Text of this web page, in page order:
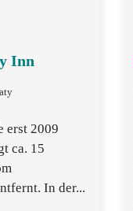
Inn
erst 2009
ca. 15
In der...